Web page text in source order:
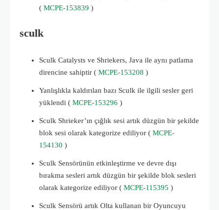
( MCPE-153839 )
sculk
Sculk Catalysts ve Shriekers, Java ile aynı patlama
direncine sahiptir ( MCPE-153208 )
Yanlışlıkla kaldırılan bazı Sculk ile ilgili sesler geri
yüklendi ( MCPE-153296 )
Sculk Shrieker’ın çığlık sesi artık düzgün bir şekilde
blok sesi olarak kategorize ediliyor ( MCPE-
154130 )
Sculk Sensörünün etkinleştirme ve devre dışı
bırakma sesleri artık düzgün bir şekilde blok sesleri
olarak kategorize ediliyor ( MCPE-115395 )
Sculk Sensörü artık Olta kullanan bir Oyuncuyu